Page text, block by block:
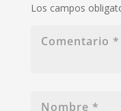
Los campos